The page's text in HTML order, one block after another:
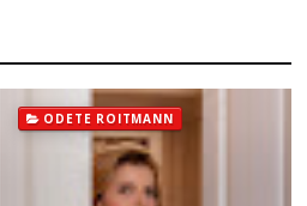
ODETE ROITMANN